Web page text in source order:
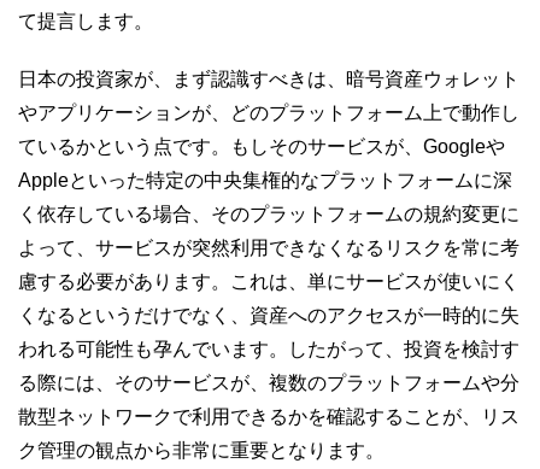
て提言します。
日本の投資家が、まず認識すべきは、暗号資産ウォレット
やアプリケーションが、どのプラットフォーム上で動作し
ているかという点です。もしそのサービスが、Googleや
Appleといった特定の中央集権的なプラットフォームに深
く依存している場合、そのプラットフォームの規約変更に
よって、サービスが突然利用できなくなるリスクを常に考
慮する必要があります。これは、単にサービスが使いにく
くなるというだけでなく、資産へのアクセスが一時的に失
われる可能性も孕んでいます。したがって、投資を検討す
る際には、そのサービスが、複数のプラットフォームや分
散型ネットワークで利用できるかを確認することが、リス
ク管理の観点から非常に重要となります。